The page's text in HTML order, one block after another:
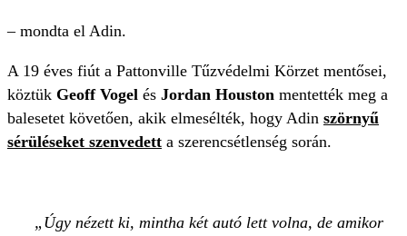
– mondta el Adin.
A 19 éves fiút a Pattonville Tűzvédelmi Körzet mentősei,
köztük Geoff Vogel és Jordan Houston mentették meg a
balesetet követően, akik elmesélték, hogy Adin szörnyű
sérüléseket szenvedett a szerencsétlenség során.
Úgy nézett ki, mintha két autó lett volna, de amikor